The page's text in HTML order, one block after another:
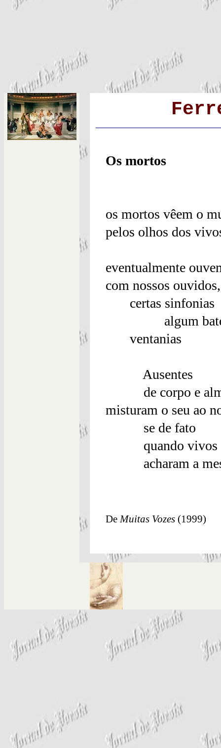
Os mortos
os mortos vêem o
pelos olhos dos
eventualmente
com nossos ouvidos,
certas sinfonias
algum bater
ventanias
Ausentes
de corpo e
misturam o seu ao
se de fato
quando vivos
acharam a
DeMuitas Vozes (1999)